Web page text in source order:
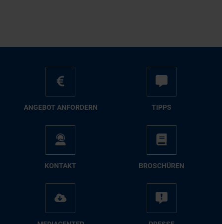
AN­GE­BOT AN­FOR­DERN TIPPS
KON­TAKT BRO­SCHÜ­REN